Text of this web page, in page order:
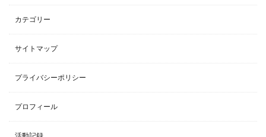
カテゴリー
サイトマップ
プライバシーポリシー
プロフィール